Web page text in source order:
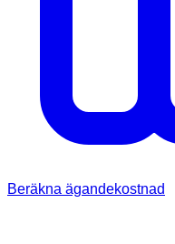
Beräkna ägandekostnad